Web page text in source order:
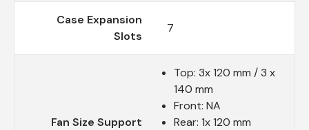
Case Expansion
Slots
7
Fan Size Support
Top: 3x 120 mm / 3 x
140 mm
Front: NA
Rear: 1x 120 mm